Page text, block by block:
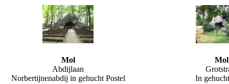
Mol
Abdijlaan
Norbertijnenabdij in gehucht Postel
Mol
In